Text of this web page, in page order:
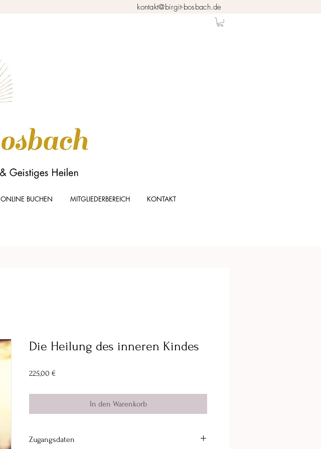
kontakt@birgit-bosbach.de
ONLINE BUCHEN MITGLIEDERBEREICH KONTAKT
Die Heilung des inneren Kindes
225,00 €
In den Warenkorb
Zugangsdaten